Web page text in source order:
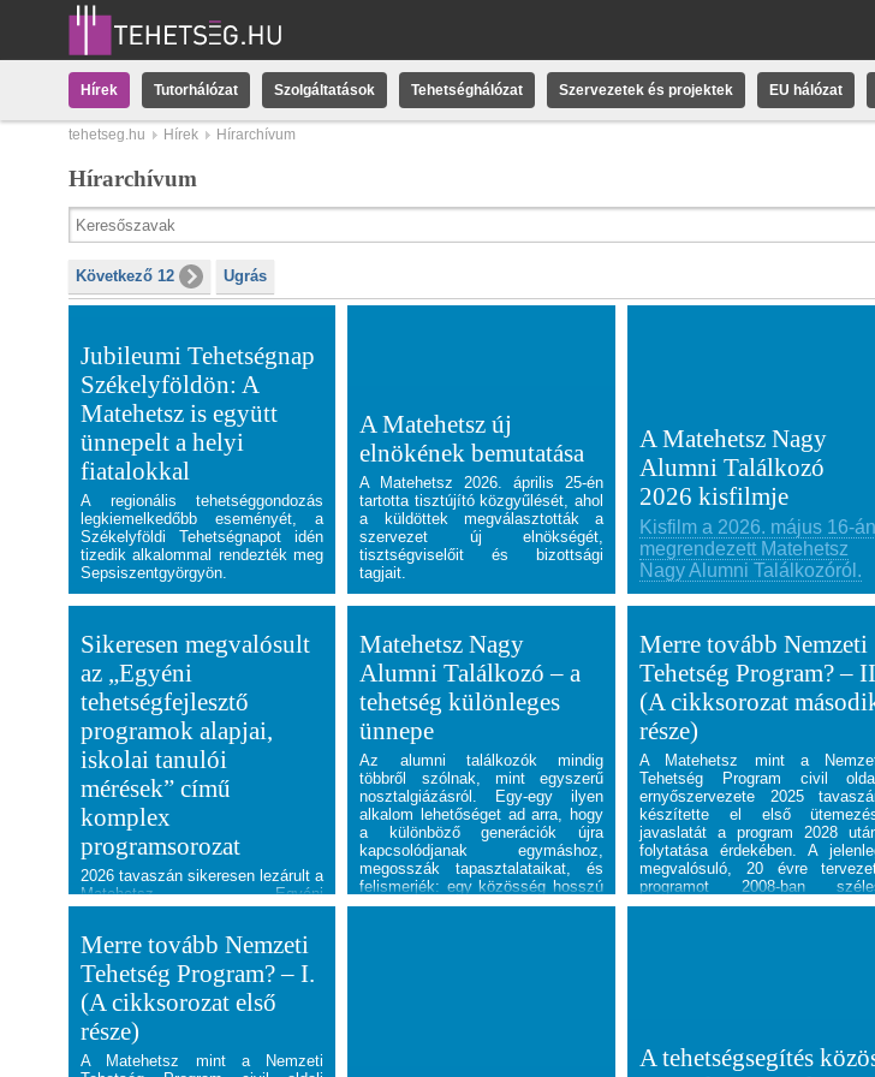
Hírek Tutorhálózat Szolgáltatások Tehetséghálózat Szervezetek és projektek EU hálózat
tehetseg.hu Hírek Hírarchívum
Hírarchívum
Következő 12 Ugrás
Jubileumi Tehetségnap
Székelyföldön: A
Matehetsz is együtt
ünnepelt a helyi
fiatalokkal
A regionális tehetséggondozás
legkiemelkedőbb eseményét, a
Székelyföldi Tehetségnapot idén
tizedik alkalommal rendezték meg
Sepsiszentgyörgyön.
A Matehetsz új
elnökének bemutatása
A Matehetsz 2026. április 25-én
tartotta tisztújító közgyűlését, ahol
a küldöttek megválasztották a
szervezet új elnökségét,
tisztségviselőit és bizottsági
tagjait.
A Matehetsz Nagy
Alumni Találkozó
2026 kisfilmje
Kisfilm a 2026. május 16-án
megrendezett Matehetsz
Nagy Alumni Találkozóról.
Sikeresen megvalósult
az „Egyéni
tehetségfejlesztő
programok alapjai,
iskolai tanulói
mérések” című
komplex
programsorozat
2026 tavaszán sikeresen lezárult a
Matehetsz „Egyéni
tehetségfejlesztő programok
című komplex intézménytámogató
programja, amelynek célja a
tehetségazonosítás és
tehetséggondozás intézményi
gyakorlatának fejlesztése,
valamint a pedagógusok szakmai
kompetenciáinak erősítése volt.
Matehetsz Nagy
Alumni Találkozó – a
tehetség különleges
ünnepe
Az alumni találkozók mindig
többről szólnak, mint egyszerű
nosztalgiázásról. Egy-egy ilyen
alkalom lehetőséget ad arra, hogy
a különböző generációk újra
kapcsolódjanak egymáshoz,
megosszák tapasztalataikat, és
felismerjék: egy közösség hosszú
távú ereje éppen az emberi
Merre tovább Nemzeti
Tehetség Program? –
(A cikksorozat
része)
A Matehetsz mint a
Tehetség Program civil
ernyőszervezete 2025
készítette el első
javaslatát a program 2028
folytatása érdekében. A
megvalósuló, 20 évre
programot 2008-ban
politikai konszenzussal fogadta
oktatási kihívások
megfogalmazása és
Merre tovább Nemzeti
Tehetség Program? – I.
(A cikksorozat első
része)
A Matehetsz mint a Nemzeti
A tehetségsegítés